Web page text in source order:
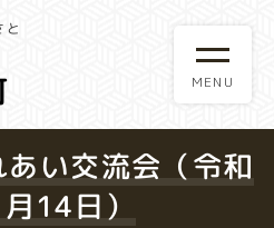
と
い交流会（令和
14日）